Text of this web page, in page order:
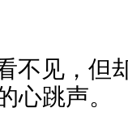
不见，但
心跳声。